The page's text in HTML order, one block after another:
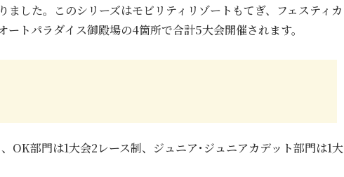
ました。このシリーズはモビリティリゾートもてぎ、フェスティカ
トパラダイス御殿場の4箇所で合計5大会開催されます。
OK部門は1大会2レース制、ジュニア･ジュニアカデット部門は1大